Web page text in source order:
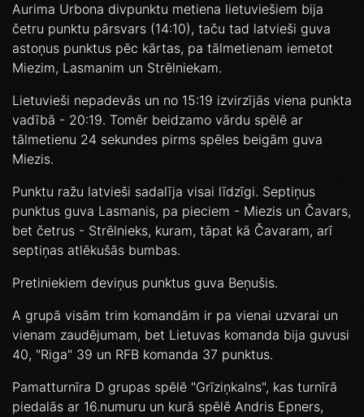
Aurima Urbona divpunktu metiena lietuviešiem bija
četru punktu pārsvars (14:10), taču tad latvieši guva
astoņus punktus pēc kārtas, pa tālmetienam iemetot
Miezim, Lasmanim un Strēlniekam.
Lietuvieši nepadevās un no 15:19 izvirzījās viena punkta
vadībā - 20:19. Tomēr beidzamo vārdu spēlē ar
tālmetienu 24 sekundes pirms spēles beigām guva
Miezis.
Punktu ražu latvieši sadalīja visai līdzīgi. Septiņus
punktus guva Lasmanis, pa pieciem - Miezis un Čavars,
bet četrus - Strēlnieks, kuram, tāpat kā Čavaram, arī
septiņas atlēkušās bumbas.
Pretiniekiem deviņus punktus guva Beņušis.
A grupā visām trim komandām ir pa vienai uzvarai un
vienam zaudējumam, bet Lietuvas komanda bija guvusi
40, "Riga" 39 un RFB komanda 37 punktus.
Pamatturnīra D grupas spēlē "Grīziņkalns", kas turnīrā
piedalās ar 16.numuru un kurā spēlē Andris Epners,